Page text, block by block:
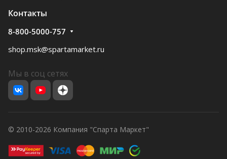
Контакты
8-800-5000-757
shop.msk@spartamarket.ru
Мы в соц сетях
© 2010-2026 Компания "Спарта Маркет"